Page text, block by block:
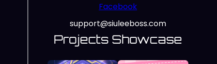
Facebook
support@siuleeboss.com
Projects Showcase